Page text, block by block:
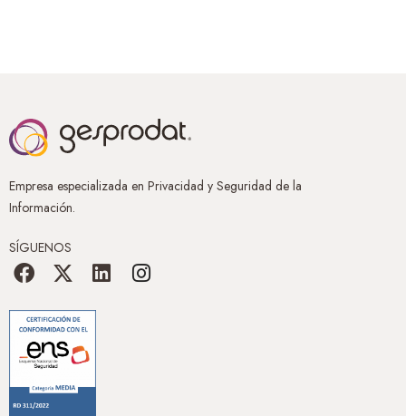
Empresa especializada en Privacidad y Seguridad de la
Información.
SÍGUENOS